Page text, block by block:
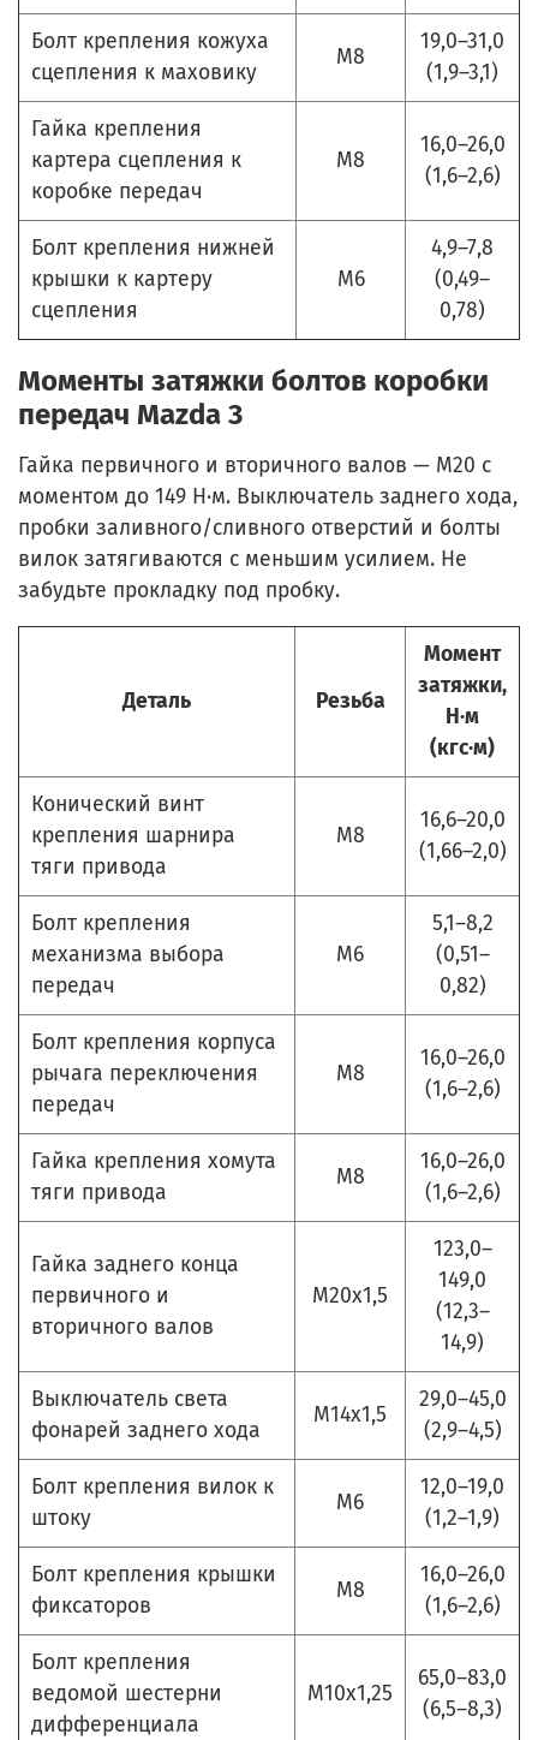
Болт крепления кожуха
сцепления к маховику
М8
19,0–31,0
(1,9–3,1)
Гайка крепления
картера сцепления к
коробке передач
М8
16,0–26,0
(1,6–2,6)
Болт крепления нижней
крышки к картеру
сцепления
М6
4,9–7,8
(0,49–
0,78)
Моменты затяжки болтов коробки
передач Mazda 3
Гайка первичного и вторичного валов — М20 с
моментом до 149 Н·м. Выключатель заднего хода,
пробки заливного/сливного отверстий и болты
вилок затягиваются с меньшим усилием. Не
забудьте прокладку под пробку.
Деталь Резьба
Момент
затяжки,
Н·м
(кгс·м)
Конический винт
крепления шарнира
тяги привода
М8
16,6–20,0
(1,66–2,0)
Болт крепления
механизма выбора
передач
М6
5,1–8,2
(0,51–
0,82)
Болт крепления корпуса
рычага переключения
передач
М8
16,0–26,0
(1,6–2,6)
Гайка крепления хомута
тяги привода
М8
16,0–26,0
(1,6–2,6)
Гайка заднего конца
первичного и
вторичного валов
М20х1,5
123,0–
149,0
(12,3–
14,9)
Выключатель света
фонарей заднего хода
М14х1,5
29,0–45,0
(2,9–4,5)
Болт крепления вилок к
штоку
М6
12,0–19,0
(1,2–1,9)
Болт крепления крышки
фиксаторов
М8
16,0–26,0
(1,6–2,6)
Болт крепления
ведомой шестерни
дифференциала
М10х1,25
65,0–83,0
(6,5–8,3)